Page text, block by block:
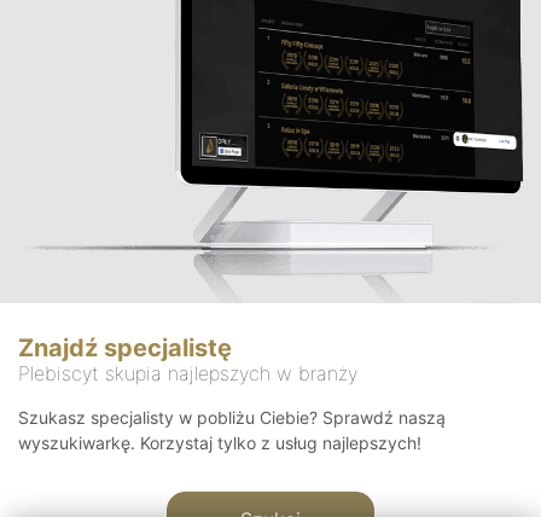
Znajdź specjalistę
Plebiscyt skupia najlepszych w branży
Szukasz specjalisty w pobliżu Ciebie? Sprawdź naszą
wyszukiwarkę. Korzystaj tylko z usług najlepszych!